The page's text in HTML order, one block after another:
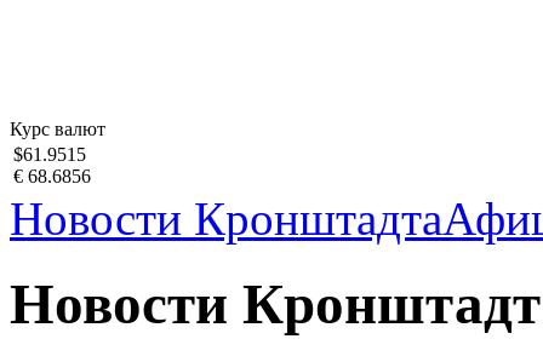
Курс валют
$61.9515
€ 68.6856
Новости Кронштадта
Новости